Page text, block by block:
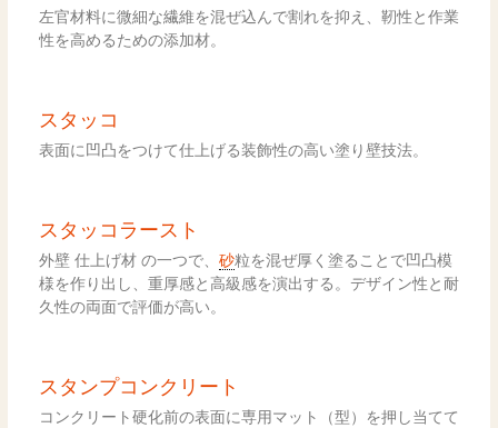
左官材料に微細な繊維を混ぜ込んで割れを抑え、靭性と作業
性を高めるための添加材。
スタッコ
表面に凹凸をつけて仕上げる装飾性の高い塗り壁技法。
スタッコラースト
外壁 仕上げ材 の一つで、 砂粒を混ぜ厚く塗ることで凹凸模
様を作り出し、重厚感と高級感を演出する。デザイン性と耐
久性の両面で評価が高い。
スタンプコンクリート
コンクリート硬化前の表面に専用マット（型）を押し当てて